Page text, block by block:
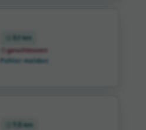
3,1 km
geschlossen
Fehler melden
7,5 km